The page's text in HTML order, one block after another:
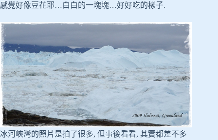
感覺好像豆花耶…白白的一塊塊…好好吃的樣子.
冰河峽灣的照片是拍了很多, 但事後看看, 其實都差不多